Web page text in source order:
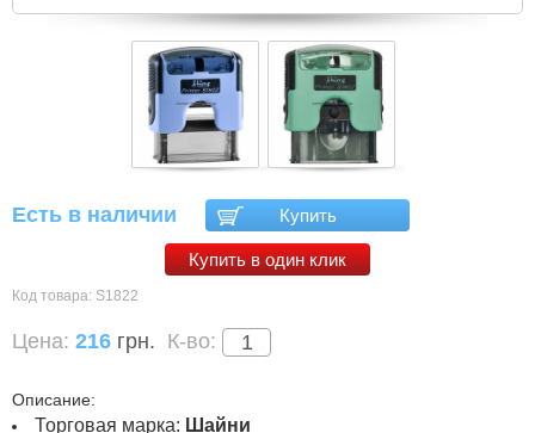
Есть в наличии Купить
Купить в один клик
Код товара: S1822
Цена: 216 грн. К-во:
Описание:
Торговая марка: Шайни